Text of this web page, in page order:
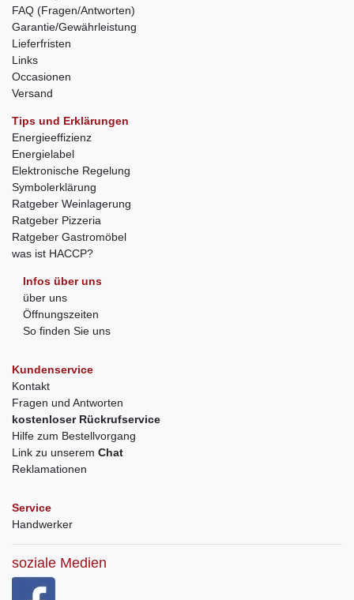
FAQ (Fragen/Antworten)
Garantie/Gewährleistung
Lieferfristen
Links
Occasionen
Versand
Tips und Erklärungen
Energieeffizienz
Energielabel
Elektronische Regelung
Symbolerklärung
Ratgeber Weinlagerung
Ratgeber Pizzeria
Ratgeber Gastromöbel
was ist HACCP?
Infos über uns
über uns
Öffnungszeiten
So finden Sie uns
Kundenservice
Kontakt
Fragen und Antworten
kostenloser Rückrufservice
Hilfe zum Bestellvorgang
Link zu unserem Chat
Reklamationen
Service
Handwerker
soziale Medien